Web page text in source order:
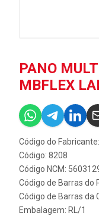
PANO
MBFLEX
Código do
Código: 8208
Código NCM:
Código de Barras do
Código de Barras da
Embalagem: RL/1